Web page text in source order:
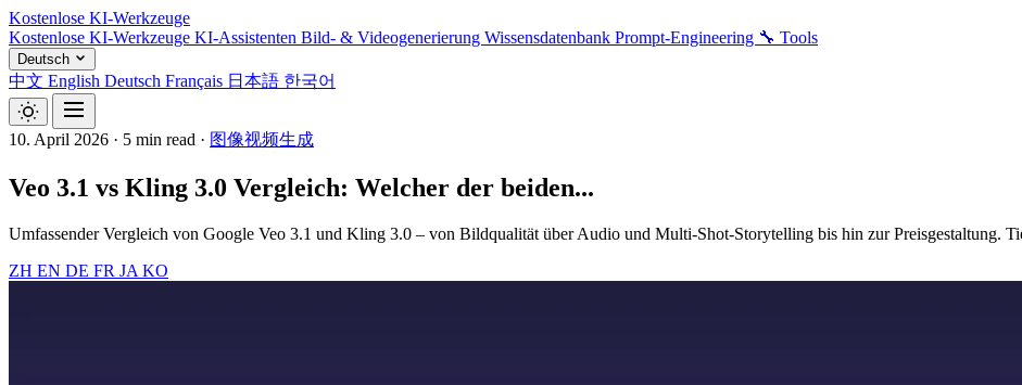
Kostenlose KI-Werkzeuge
Kostenlose KI-Werkzeuge KI-Assistenten Bild- & Videogenerierung Wissensdatenbank Prompt-Engineering 🔧 Tools
Deutsch
中文 English Deutsch Français 日本語 한국어
10. April 2026 · 5 min read · 图像视频生成
Veo 3.1 vs Kling 3.0 Vergleich: Welcher der beiden...
Umfassender Vergleich von Google Veo 3.1 und Kling 3.0 – von Bildqualität über Audio und Multi-Shot-Storytelling bis hin zur Preisgestaltung.
ZH EN DE FR JA KO